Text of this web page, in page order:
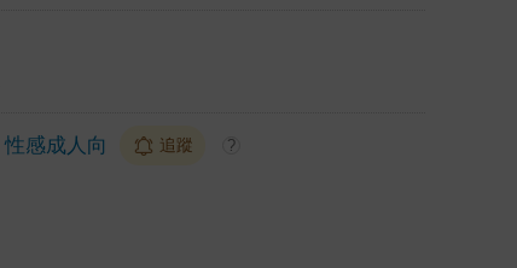
性感成人向 追蹤 ?